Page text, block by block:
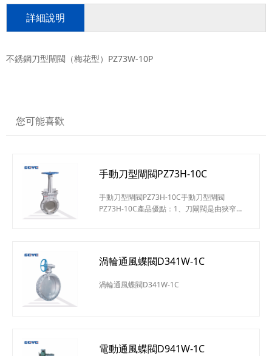
詳細說明
不銹鋼刀型閘閥（梅花型）PZ73W-10P
您可能喜歡
手動刀型閘閥PZ73H-10C
手動刀型閘閥PZ73H-10C手動刀型閘閥
PZ73H-10C產品優點：1、刀閘閥是由狹窄的
力，有效保護了填料和閥座的使用壽命。4、
閥體底部配置了閘板壓緊裝置，能夠安全第將
5、產品廣泛用于造紙、水處理、電力、化
渦輪通風蝶閥D341W-1C
渦輪通風蝶閥D341W-1C
電動通風蝶閥D941W-1C